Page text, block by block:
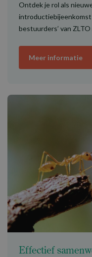
Ontdek je rol als
introductiebijeenkomst
bestuurders’ van
Meer informatie
Effectief